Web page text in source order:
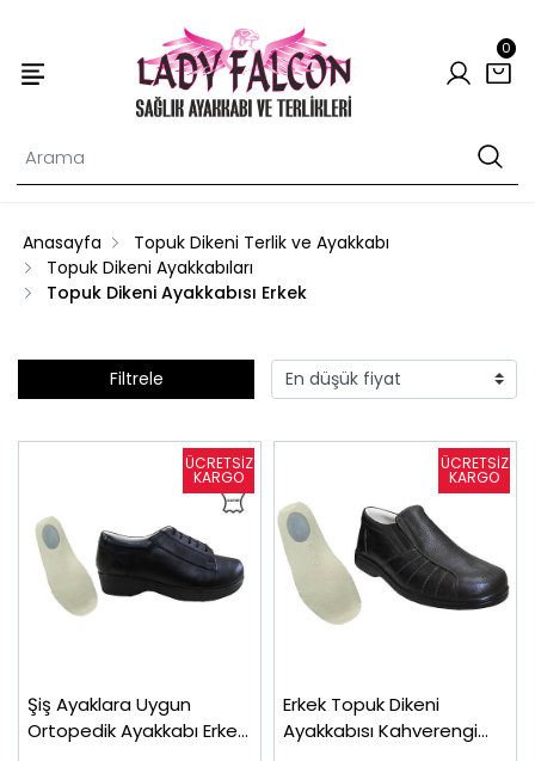
0
Anasayfa
Topuk Dikeni Terlik ve Ayakkabı
Topuk Dikeni Ayakkabıları
Topuk Dikeni Ayakkabısı Erkek
Filtrele
Şiş Ayaklara Uygun
Ortopedik Ayakkabı Erkek
Erkek Topuk Dikeni
Ayakkabısı Kahverengi